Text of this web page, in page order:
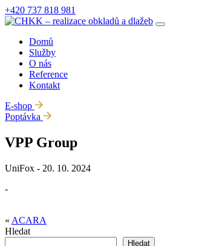
+420 737 818 981
Domů
Služby
O nás
Reference
Kontakt
E-shop
Poptávka
VPP Group
UniFox - 20. 10. 2024
-
« ACARA
Hledat
Hledat